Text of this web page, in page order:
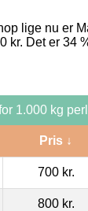
lige nu er
kr. Det er 34
1.000 kg
Pris ↓
700 kr.
800 kr.